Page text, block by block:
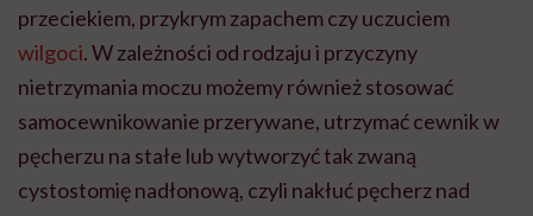
przeciekiem, przykrym zapachem czy uczuciem
wilgoci. W zależności od rodzaju i przyczyny
nietrzymania moczu możemy również stosować
samocewnikowanie przerywane, utrzymać cewnik w
pęcherzu na stałe lub wytworzyć tak zwaną
cystostomię nadłonową, czyli nakłuć pęcherz nad